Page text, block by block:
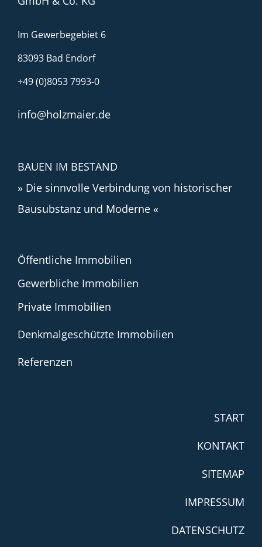
Im Gewerbegebiet 6
83093 Bad Endorf
+49 (0)8053 7993-0
info@holzmaier.de
BAUEN IM BESTAND
» Die sinnvolle Verbindung von historischer
Bausubstanz und Moderne «
Öffentliche Immobilien
Gewerbliche Immobilien
Private Immobilien
Denkmalgeschützte Immobilien
Referenzen
START
KONTAKT
SITEMAP
IMPRESSUM
DATENSCHUTZ